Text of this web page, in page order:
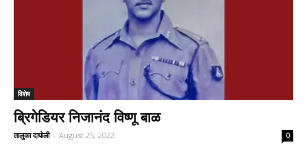
विशेष
ब्रिगेडियर निजानंद विष्णू बाळ
तालुका दापोली - August 25, 2022 0